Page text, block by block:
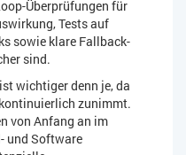
Überprüfungen für
Tests auf
sowie klare Fallback-
sind.
wichtiger denn je, da
zunimmt.
von Anfang an im
und Software